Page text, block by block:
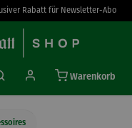
Rabatt für Newsletter-Abo
Warenkorb